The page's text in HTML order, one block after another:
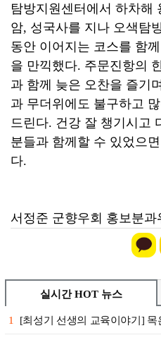
탐방지원센터에서 하차해
암, 성국사를 지나 오색탐
동안 이어지는 코스를 함
을 만끽했다. 주문진항의
과 함께 늦은 오찬을 즐기
과 무더위에도 불구하고
드린다. 건강 잘 챙기시고
분들과 함께할 수 있었으
다.
서정준 군향우회 홍보분과
실시간 HOT 뉴스
1 [최성기 선생의 교육이야기]